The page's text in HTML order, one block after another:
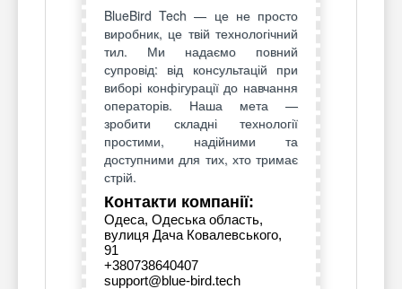
BlueBird Tech — це не просто
виробник, це твій технологічний
тил. Ми надаємо повний
супровід: від консультацій при
виборі конфігурації до навчання
операторів. Наша мета —
зробити складні технології
простими, надійними та
доступними для тих, хто тримає
стрій.
Контакти компанії:
Одеса, Одеська область,
вулиця Дача Ковалевського,
91
+380738640407
support@blue-bird.tech